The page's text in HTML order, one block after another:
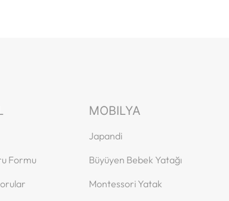
Formu
MOBILYA
Japandi
Büyüyen Bebek Yatağı
Montessori Yatak